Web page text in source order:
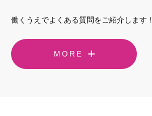
働くうえでよくある質問をご紹介します！
MORE